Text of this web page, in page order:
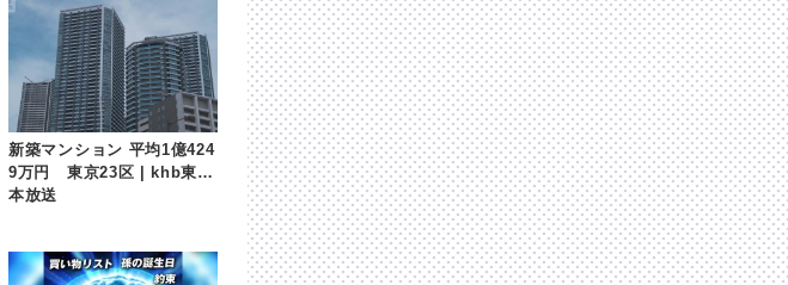
新築マンション 平均1億424
9万円 東京23区 | khb東日
本放送